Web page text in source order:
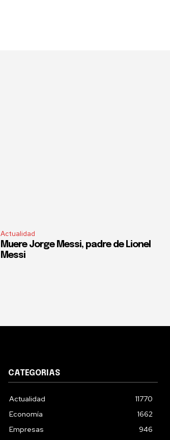
Actualidad
Muere Jorge Messi, padre de Lionel
Messi
CATEGORIAS
Actualidad
11770
Economía
1662
Empresas
946